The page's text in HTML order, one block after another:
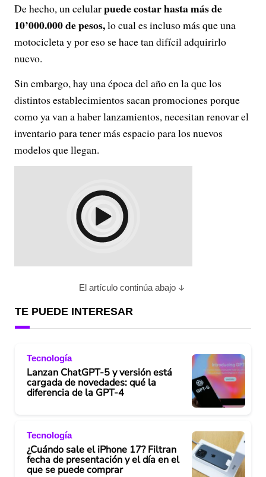
De hecho, un celularpuede costar hasta más de
10’000.000 de pesos,lo cual es incluso más que una
motocicleta y por eso se hace tan difícil adquirirlo
nuevo.
Sin embargo, hay una época del año en la que los
distintos establecimientos sacan promociones porque
como ya van a haber lanzamientos, necesitan renovar el
inventario para tener más espacio para los nuevos
modelos que llegan.
El artículo continúa abajo
TE PUEDE INTERESAR
Tecnología
Lanzan ChatGPT-5 y versión está
cargada de novedades: qué la
diferencia de la GPT-4
Tecnología
¿Cuándo sale el iPhone 17? Filtran
fecha de presentación y el día en el
que se puede comprar